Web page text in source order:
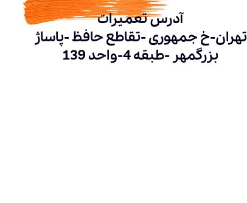
آدرس تعمیرات
تهران-خ جمهوری -تقاطع حافظ -پاساژ
بزرگمهر -طبقه 4-واحد 139